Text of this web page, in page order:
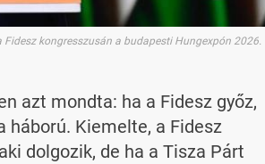
kongresszusán a budapesti Hungexpón 2026.
azt mondta: ha a Fidesz győz,
háború. Kiemelte, a Fidesz
dolgozik, de ha a Tisza Párt